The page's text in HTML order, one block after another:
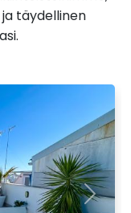
täydellinen
Next